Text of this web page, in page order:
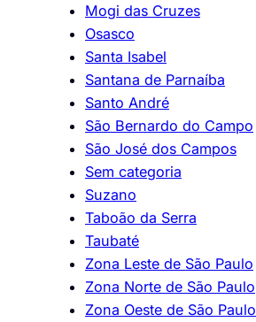
Mogi das Cruzes
Osasco
Santa Isabel
Santana de Parnaíba
Santo André
São Bernardo do Campo
São José dos Campos
Sem categoria
Suzano
Taboão da Serra
Taubaté
Zona Leste de São Paulo
Zona Norte de São Paulo
Zona Oeste de São Paulo